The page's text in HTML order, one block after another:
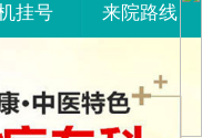
挂号 来院路线